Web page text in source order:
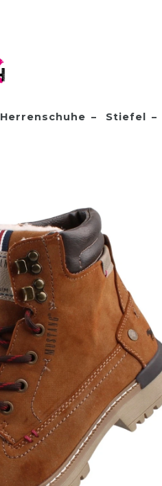
Herrenschuhe Stiefel